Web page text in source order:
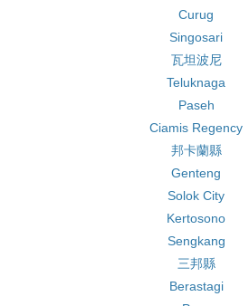
Curug
Singosari
瓦坦波尼
Teluknaga
Paseh
Ciamis Regency
邦卡蘭縣
Genteng
Solok City
Kertosono
Sengkang
三邦縣
Berastagi